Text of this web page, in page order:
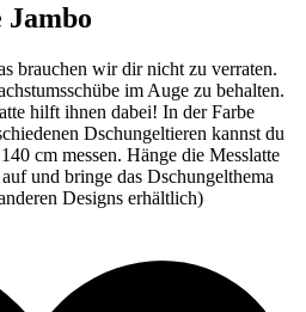
Jambo
brauchen wir dir nicht zu verraten.
im Auge zu behalten.
hilft ihnen dabei! In der Farbe
Dschungeltieren kannst du
cm messen. Hänge die Messlatte
und bringe das Dschungelthema
Designs erhältlich)